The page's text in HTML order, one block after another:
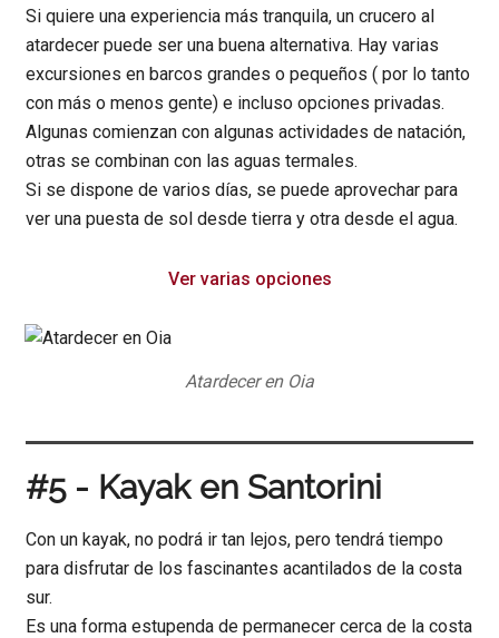
Si quiere una experiencia más tranquila, un crucero al
atardecer puede ser una buena alternativa. Hay varias
excursiones en barcos grandes o pequeños ( por lo tanto
con más o menos gente) e incluso opciones privadas.
Algunas comienzan con algunas actividades de natación,
otras se combinan con las aguas termales.
Si se dispone de varios días, se puede aprovechar para
ver una puesta de sol desde tierra y otra desde el agua.
Ver varias opciones
Atardecer en Oia
#5 - Kayak en Santorini
Con un kayak, no podrá ir tan lejos, pero tendrá tiempo
para disfrutar de los fascinantes acantilados de la costa
sur.
Es una forma estupenda de permanecer cerca de la costa